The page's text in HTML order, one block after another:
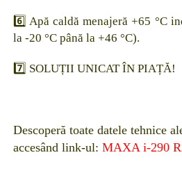
6️⃣ Apă caldă menajeră +65 °C
la -20 °C până la +46 °C).
7️⃣ SOLUȚII UNICAT ÎN PIAȚĂ!
Descoperă toate datele tehnice
accesând link-ul: MAXA i-290